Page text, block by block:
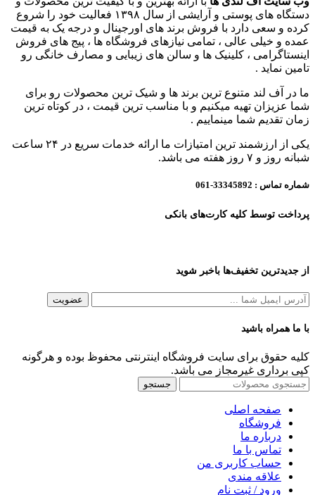
دستگاه های پوستی و آرایشی از سال ۱۳۹۸ فعالیت خود را شروع
کرده و سعی دارد با فروش برند های اورجینال و درجه یک به قیمت
عمده و خیلی عالی ، تمامی نیازهای فروشگاه ها ، پیج های فروش
اینستاگرامی ، کلینیک ها و سالن های زیبایی و مصارف خانگی رو
تامین نماید .
ما در آف لند متنوع ترین برند ها و شیک ترین محصولات رو برای
شما عزیزان تهیه میکنیم و با مناسب ترین قیمت ، در کوتاه ترین
زمان تقدیم شما مینماییم .
یکی از ارزشمند ترین امتیازات ما ارائه خدمات سریع در ۲۴ ساعت
شبانه روز و ۷ روز هفته می باشد.
شماره تماس : 33345892-061
پرداخت توسط کلیه کارت‌های بانکی
از جدیدترین تخفیف‌ها باخبر شوید
با ما همراه باشید
کلیه حقوق برای سایت فروشگاه اینترنتی محفوظ بوده و هرگونه
کپی برداری غیرمجاز می باشد.
جستجو
صفحه اصلی
فروشگاه
درباره ما
تماس با ما
حساب کاربری من
علاقه مندی
ورود / ثبت نام